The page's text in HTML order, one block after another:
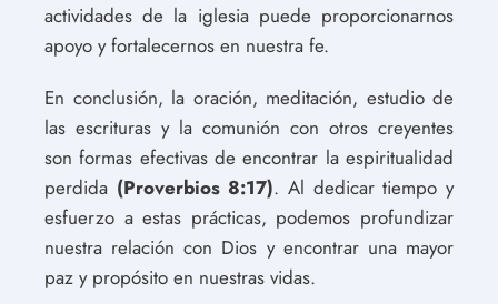
actividades de la iglesia puede proporcionarnos
apoyo y fortalecernos en nuestra fe.
En conclusión, la oración, meditación, estudio de
las escrituras y la comunión con otros creyentes
son formas efectivas de encontrar la espiritualidad
perdida (Proverbios 8:17). Al dedicar tiempo y
esfuerzo a estas prácticas, podemos profundizar
nuestra relación con Dios y encontrar una mayor
paz y propósito en nuestras vidas.